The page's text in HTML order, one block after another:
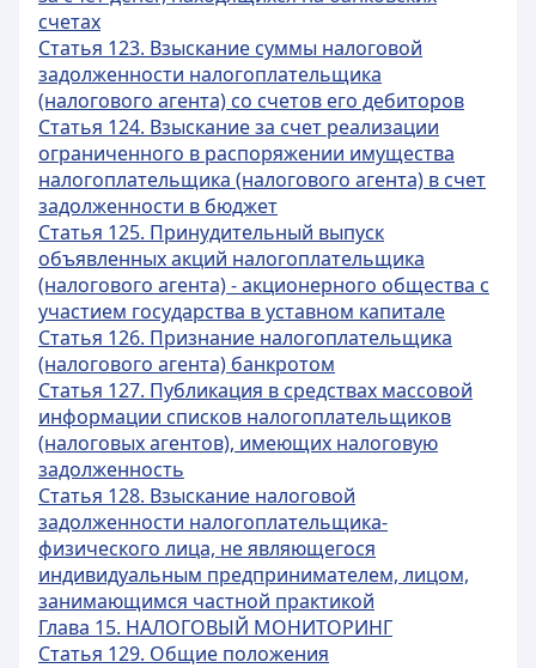
счетах
Статья 123. Взыскание суммы налоговой
задолженности налогоплательщика
(налогового агента) со счетов его дебиторов
Статья 124. Взыскание за счет реализации
ограниченного в распоряжении имущества
налогоплательщика (налогового агента) в счет
задолженности в бюджет
Статья 125. Принудительный выпуск
объявленных акций налогоплательщика
(налогового агента) - акционерного общества с
участием государства в уставном капитале
Статья 126. Признание налогоплательщика
(налогового агента) банкротом
Статья 127. Публикация в средствах массовой
информации списков налогоплательщиков
(налоговых агентов), имеющих налоговую
задолженность
Статья 128. Взыскание налоговой
задолженности налогоплательщика-
физического лица, не являющегося
индивидуальным предпринимателем, лицом,
занимающимся частной практикой
Глава 15. НАЛОГОВЫЙ МОНИТОРИНГ
Статья 129. Общие положения